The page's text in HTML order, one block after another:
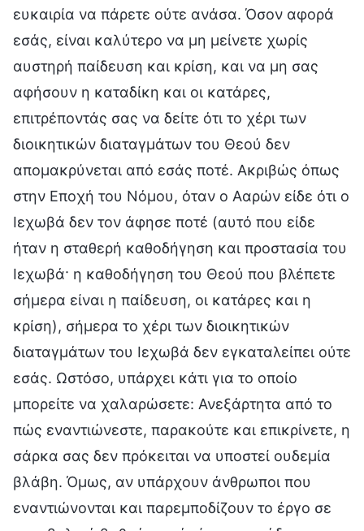
ευκαιρία να πάρετε ούτε ανάσα. Όσον αφορά
εσάς, είναι καλύτερο να μη μείνετε χωρίς
αυστηρή παίδευση και κρίση, και να μη σας
αφήσουν η καταδίκη και οι κατάρες,
επιτρέποντάς σας να δείτε ότι το χέρι των
διοικητικών διαταγμάτων του Θεού δεν
απομακρύνεται από εσάς ποτέ. Ακριβώς όπως
στην Εποχή του Νόμου, όταν ο Ααρών είδε ότι ο
Ιεχωβά δεν τον άφησε ποτέ (αυτό που είδε
ήταν η σταθερή καθοδήγηση και προστασία του
Ιεχωβά· η καθοδήγηση του Θεού που βλέπετε
σήμερα είναι η παίδευση, οι κατάρες και η
κρίση), σήμερα το χέρι των διοικητικών
διαταγμάτων του Ιεχωβά δεν εγκαταλείπει ούτε
εσάς. Ωστόσο, υπάρχει κάτι για το οποίο
μπορείτε να χαλαρώσετε: Ανεξάρτητα από το
πώς εναντιώνεστε, παρακούτε και επικρίνετε, η
σάρκα σας δεν πρόκειται να υποστεί ουδεμία
βλάβη. Όμως, αν υπάρχουν άνθρωποι που
εναντιώνονται και παρεμποδίζουν το έργο σε